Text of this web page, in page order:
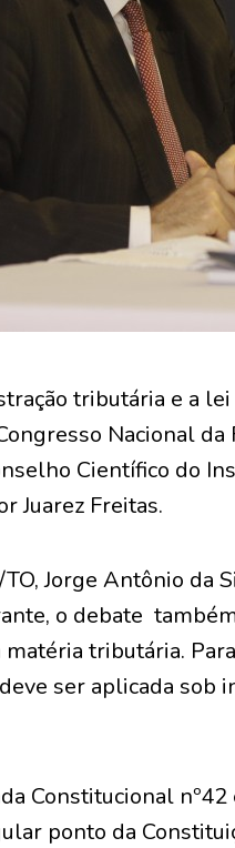
tributária e a
Nacional da
Científico do
Juarez Freitas.
Jorge Antônio da
o debate
tributária.
ser aplicada sob
Constitucional nº42
ponto da